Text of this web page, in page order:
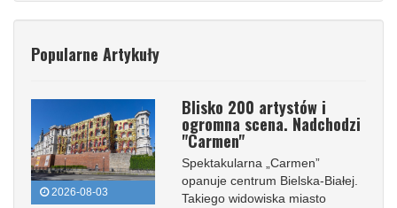
Popularne Artykuły
2026-08-03
Blisko 200 artystów i
ogromna scena. Nadchodzi
"Carmen"
Spektakularna „Carmen”
opanuje centrum Bielska-Białej.
Takiego widowiska miasto